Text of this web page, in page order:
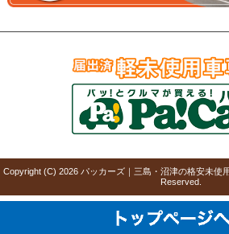
Copyright (C) 2026 パッカーズ｜三島・沼津の格安未使
Reserved.